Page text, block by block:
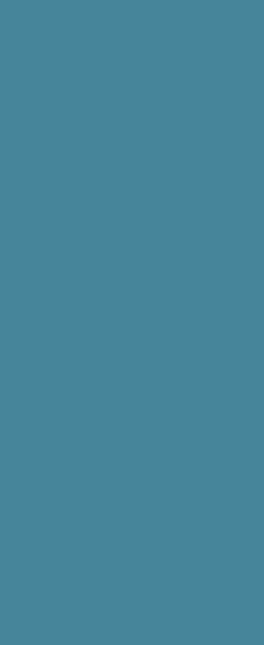
France, le public est
de références
marché étroit maintenu à
galeries courageuses,
d’artistes français
L’Association entend, par
à ce qui sera un
pour les rapports des
pour les échanges des
entre eux. Les éléments de
la terre, c’est-à-dire
porcelaine, mais aussi
différentes sensibilités de
de la forme. Les regards
exposition sont à chaque
parfois très technique ; ils
la terre. Nous
apprécier et connaitre le
Lundi 12h à 20h mardi-
Samedi 10h à 18h30 (sauf le